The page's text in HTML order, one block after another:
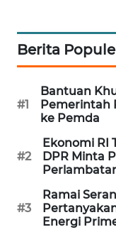
Berita
#1
Bantuan
Pemerintah
ke Pemda
#2
Ekonomi RI
DPR Minta
#3
Ramai
Energi
FORJASIDA
TAMBANG
SITUNGIR
NEWS
SIDIKALANG
NEWS
SIBARAGAS